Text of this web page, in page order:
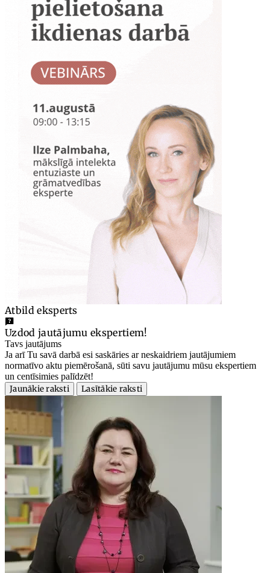
Atbild eksperts
Uzdod jautājumu ekspertiem!
Tavs jautājums
Ja arī Tu savā darbā esi saskāries ar neskaidriem jautājumiem
normatīvo aktu piemērošanā, sūti savu jautājumu mūsu ekspertiem
un centīsimies palīdzēt!
Jaunākie raksti
Lasītākie raksti